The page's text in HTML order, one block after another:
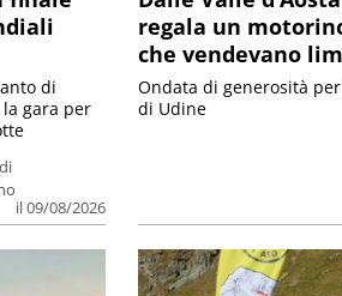
di
il 09/08/2026
di
gara per
regala un
che vendevano
Ondata di generosità
di Udine